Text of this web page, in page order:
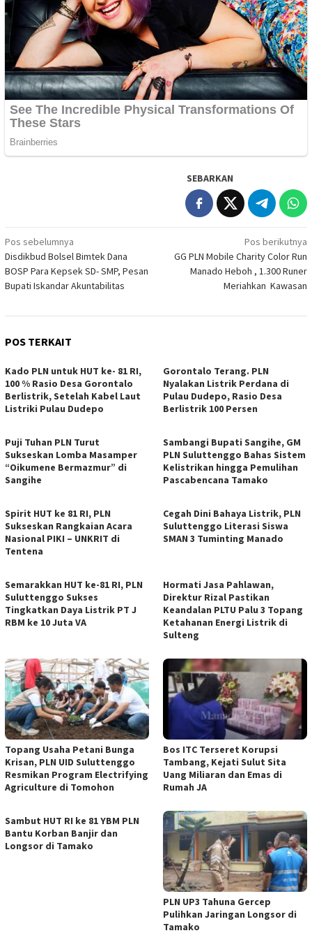
SEBARKAN
Navigasi
pos
Pos sebelumnya
Disdikbud Bolsel Bimtek Dana
BOSP Para Kepsek SD- SMP, Pesan
Bupati Iskandar Akuntabilitas
Pos berikutnya
GG PLN Mobile Charity Color Run
Manado Heboh , 1.300 Runer
Meriahkan Kawasan
POS TERKAIT
Kado PLN untuk HUT ke- 81 RI,
100 % Rasio Desa Gorontalo
Berlistrik, Setelah Kabel Laut
Listriki Pulau Dudepo
Gorontalo Terang. PLN
Nyalakan Listrik Perdana di
Pulau Dudepo, Rasio Desa
Berlistrik 100 Persen
Puji Tuhan PLN Turut
Sukseskan Lomba Masamper
“Oikumene Bermazmur” di
Sangihe
Sambangi Bupati Sangihe, GM
PLN Suluttenggo Bahas Sistem
Kelistrikan hingga Pemulihan
Pascabencana Tamako
Spirit HUT ke 81 RI, PLN
Sukseskan Rangkaian Acara
Nasional PIKI – UNKRIT di
Tentena
Cegah Dini Bahaya Listrik, PLN
Suluttenggo Literasi Siswa
SMAN 3 Tuminting Manado
Semarakkan HUT ke-81 RI, PLN
Suluttenggo Sukses
Tingkatkan Daya Listrik PT J
RBM ke 10 Juta VA
Hormati Jasa Pahlawan,
Direktur Rizal Pastikan
Keandalan PLTU Palu 3 Topang
Ketahanan Energi Listrik di
Sulteng
Topang Usaha Petani Bunga
Krisan, PLN UID Suluttenggo
Resmikan Program Electrifying
Agriculture di Tomohon
Bos ITC Terseret Korupsi
Tambang, Kejati Sulut Sita
Uang Miliaran dan Emas di
Rumah JA
Sambut HUT RI ke 81 YBM PLN
Bantu Korban Banjir dan
Longsor di Tamako
PLN UP3 Tahuna Gercep
Pulihkan Jaringan Longsor di
Tamako